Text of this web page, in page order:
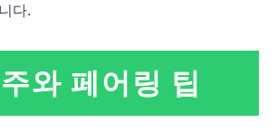
다.
와 페어링 팁